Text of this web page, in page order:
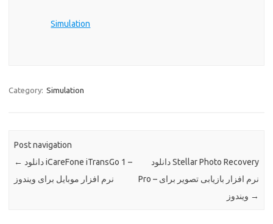
In relation to
Simulation
Category: Simulation
Post navigation
←
نرم افزار موبایل برای ویندوز
دانلود Stellar Photo Recovery
Pro – نرم افزار بازیابی تصویر برای
→